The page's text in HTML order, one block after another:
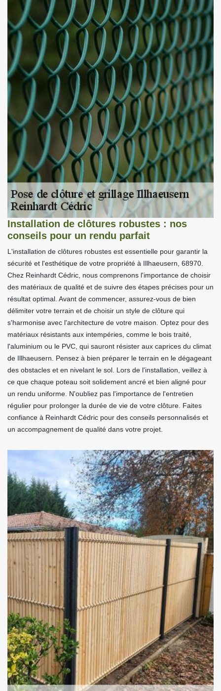
Installation de clôtures robustes : nos
conseils pour un rendu parfait
L'installation de clôtures robustes est essentielle pour garantir la
sécurité et l'esthétique de votre propriété à Illhaeusern, 68970.
Chez Reinhardt Cédric, nous comprenons l'importance de choisir
des matériaux de qualité et de suivre des étapes précises pour un
résultat optimal. Avant de commencer, assurez-vous de bien
délimiter votre terrain et de choisir un style de clôture qui
s'harmonise avec l'architecture de votre maison. Optez pour des
matériaux résistants aux intempéries, comme le bois traité,
l'aluminium ou le PVC, qui sauront résister aux caprices du climat
de Illhaeusern. Pensez à bien préparer le terrain en le dégageant
des obstacles et en nivelant le sol. Lors de l'installation, veillez à
ce que chaque poteau soit solidement ancré et bien aligné pour
un rendu uniforme. N'oubliez pas l'importance de l'entretien
régulier pour prolonger la durée de vie de votre clôture. Faites
confiance à Reinhardt Cédric pour des conseils personnalisés et
un accompagnement de qualité dans votre projet.